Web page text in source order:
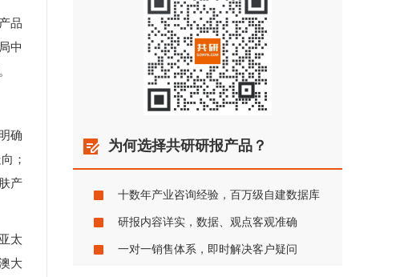
品
中
确
；
产
太
大
为何选择共研研报产品？
十数年产业咨询经验，百万级自建数据库
研报内容详实，数据、观点客观准确
一对一销售体系，即时解决客户疑问